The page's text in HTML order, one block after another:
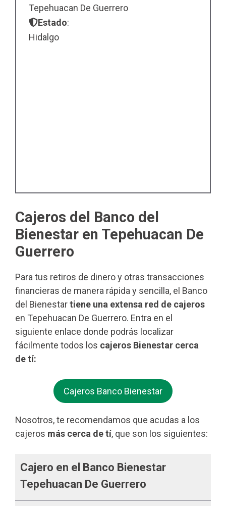
Tepehuacan De Guerrero
Estado:
Hidalgo
Cajeros del Banco del
Bienestar en Tepehuacan De
Guerrero
Para tus retiros de dinero y otras transacciones
financieras de manera rápida y sencilla, el Banco
del Bienestartiene una extensa red de cajeros
en Tepehuacan De Guerrero. Entra en el
siguiente enlace donde podrás localizar
fácilmente todos los cajeros Bienestar cerca
de tí:
Cajeros Banco Bienestar
Nosotros, te recomendamos que acudas a los
cajeros más cerca de tí, que son los siguientes:
Cajero en el Banco Bienestar
Tepehuacan De Guerrero